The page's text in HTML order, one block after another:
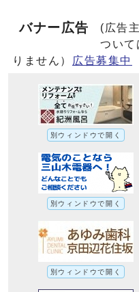
バナー広告
(広告
ついて
りません）
広告募集中
別ウィンドウで開く
別ウィンドウで開く
別ウィンドウで開く